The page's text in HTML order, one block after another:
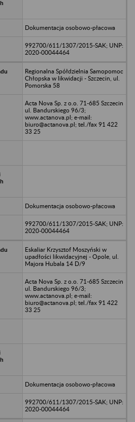
Dokumentacja osobowo-płacowa
992700/611/1307/2015-SAK; UNP:
2020-00044464
Regionalna Spółdzielnia Samopomoc
Chłopska w likwidacji - Szczecin, ul.
Pomorska 58
Acta Nova Sp. z o.o. 71-685 Szczecin
ul. Bandurskiego 96/3;
www.actanova.pl; e-mail:
biuro@actanova.pl; tel./fax 91 422
33 25
Dokumentacja osobowo-płacowa
992700/611/1307/2015-SAK; UNP:
2020-00044464
Eskaliar Krzysztof Moszyński w
upadłości likwidacyjnej - Opole, ul.
Majora Hubala 14 D/9
Acta Nova Sp. z o.o. 71-685 Szczecin
ul. Bandurskiego 96/3;
www.actanova.pl; e-mail:
biuro@actanova.pl; tel./fax 91 422
33 25
Dokumentacja osobowo-płacowa
992700/611/1307/2015-SAK; UNP:
2020-00044464